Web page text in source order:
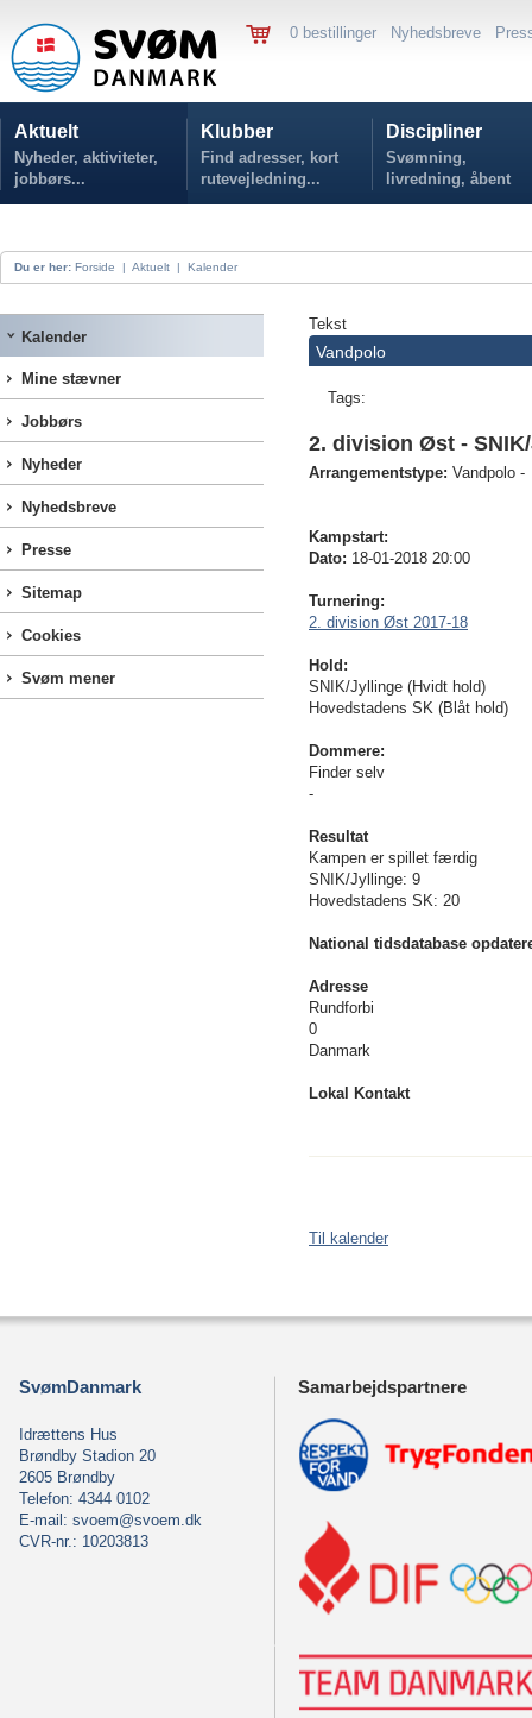
0 bestillinger Nyhedsbreve
Aktuelt
Nyheder, aktiviteter,
jobbørs...
Klubber
Find adresser, kort
rutevejledning...
Discipliner
Svømning,
livredning, åbent
vand...
Du er her: Forside | Aktuelt | Kalender
Kalender
Mine stævner
Jobbørs
Nyheder
Nyhedsbreve
Presse
Sitemap
Cookies
Svøm mener
Tekst
Vandpolo
Tags:
2. division Øst -
Arrangementstype: Vandpolo -
Kampstart:
Dato: 18-01-2018 20:00
Turnering:
2. division Øst 2017-18
Hold:
SNIK/Jyllinge (Hvidt hold)
Hovedstadens SK (Blåt hold)
Dommere:
Finder selv
-
Resultat
Kampen er spillet færdig
SNIK/Jyllinge: 9
Hovedstadens SK: 20
National tidsdatabase
Adresse
Rundforbi
0
Danmark
Lokal Kontakt
Til kalender
SvømDanmark
Idrættens Hus
Brøndby Stadion 20
2605 Brøndby
Telefon: 4344 0102
E-mail: svoem@svoem.dk
CVR-nr.: 10203813
Samarbejdspartnere